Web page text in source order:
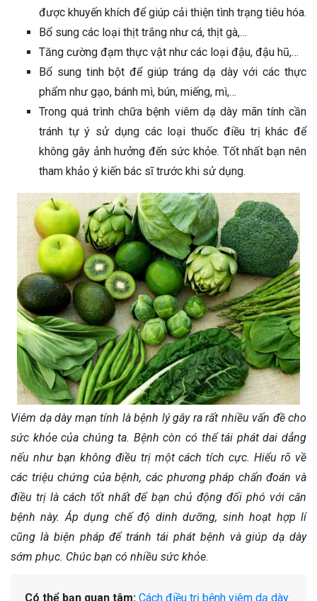
được khuyến khích để giúp cải thiện tình trạng tiêu hóa.
Bổ sung các loại thịt trắng như cá, thịt gà,…
Tăng cường đạm thực vật như các loại đậu, đậu hũ,…
Bổ sung tinh bột để giúp tráng dạ dày với các thực
phẩm như gạo, bánh mì, bún, miếng, mì,…
Trong quá trình chữa bệnh viêm dạ dày mãn tính cần
tránh tự ý sử dụng các loại thuốc điều trị khác để
không gây ảnh hưởng đến sức khỏe. Tốt nhất bạn nên
tham khảo ý kiến bác sĩ trước khi sử dụng.
Viêm dạ dày mạn tính là bệnh lý gây ra rất nhiều vấn đề cho
sức khỏe của chúng ta. Bệnh còn có thể tái phát dai dẳng
nếu như bạn không điều trị một cách tích cực. Hiểu rõ về
các triệu chứng của bệnh, các phương pháp chẩn đoán và
điều trị là cách tốt nhất để bạn chủ động đối phó với căn
bệnh này. Áp dụng chế độ dinh dưỡng, sinh hoạt hợp lí
cũng là biện pháp để tránh tái phát bệnh và giúp dạ dày
sớm phục. Chúc bạn có nhiều sức khỏe.
Có thể bạn quan tâm: Cách điều trị bệnh viêm dạ dày